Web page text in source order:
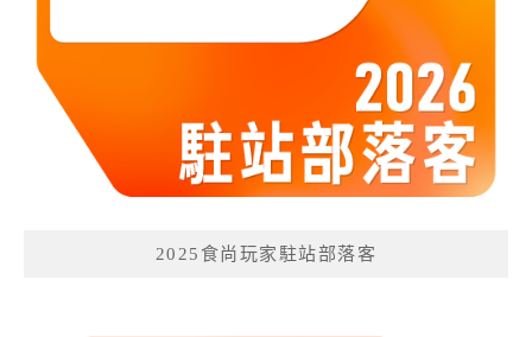
2025食尚玩家駐站部落客